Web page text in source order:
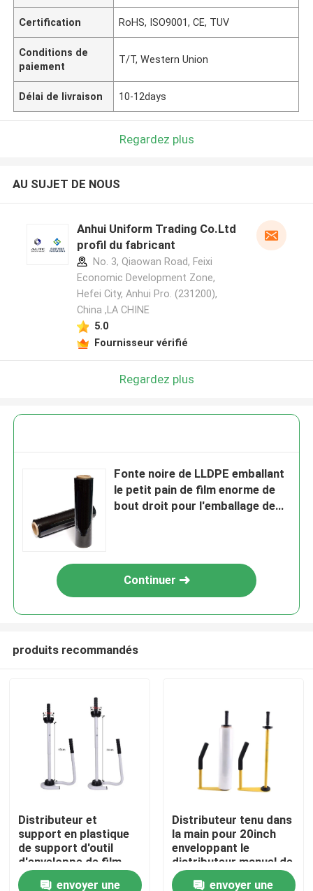
Produits
Au sujet de nous
Certification RoHS, ISO9001, CE, TUV
Conditions de
paiement
T/T, Western Union
Délai de livraison 10-12days
Regardez plus
AU SUJET DE NOUS
Anhui Uniform Trading Co.Ltd
profil du fabricant
No. 3, Qiaowan Road, Feixi
Economic Development Zone,
Hefei City, Anhui Pro. (231200),
China ,LA CHINE
5.0
Fournisseur vérifié
Regardez plus
Fonte noire de LLDPE emballant
le petit pain de film enorme de
bout droit pour l'emballage de
Continuer
produits recommandés
Distributeur et
support en plastique
de support d'outil
d'enveloppe de film
d'étendue de
envoyer une
Distributeur tenu dans
la main pour 20inch
enveloppant le
distributeur manuel de
film de bout droit de
envoyer une